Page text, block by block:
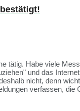
tätig. Habe viele
und das
nicht, denn
verfassen,